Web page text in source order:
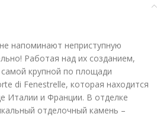
напоминают неприступную
Работая над их созданием,
крупной по площади
di Fenestrelle, которая находится
Италии и Франции. В отделке
отделочный камень –